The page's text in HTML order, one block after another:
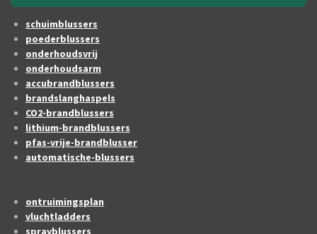
schuimblussers
poederblussers
onderhoudsvrij
onderhoudsarm
accubrandblussers
brandslanghaspels
CO2-brandblussers
lithium-brandblussers
pfas-vrije-brandblusser
automatische-blussers
ontruimingsplan
vluchtladders
sprayblussers